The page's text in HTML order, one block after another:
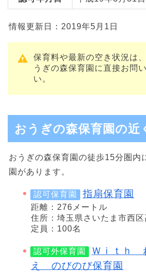
情報更新日：2019年5月1日
保育料や最新の空き状況は
うぎの森保育園に直接お問
い。
おうぎの森保育園の近
おうぎの森保育園の徒歩15分圏内
園があります。
認可保育園 指扇保育園
距離：276メートル
住所：埼玉県さいたま市西
定員：100名
認可外保育園
Ｗｉｔｈ
え のびのび保育園